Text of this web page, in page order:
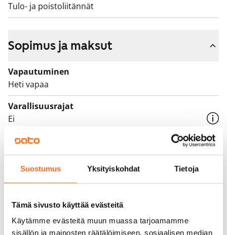
Suostumus Yksityiskohdat Tietoja
Tämä sivusto käyttää evästeitä
Käytämme evästeitä muun muassa tarjoamamme
sisällön ja mainosten räätälöimiseen, sosiaalisen median
Tulo- ja poistoliitännät
Sopimus ja maksut
Vapautuminen
Heti vapaa
Varallisuusrajat
Ei
Vuokra
1 099 €/kk
Vuokravakuus
0 €, (yrityksille min. 1 kk vuokra)
Vuokrasopimus
Toistaiseksi voimassa oleva, minimi asumisaika